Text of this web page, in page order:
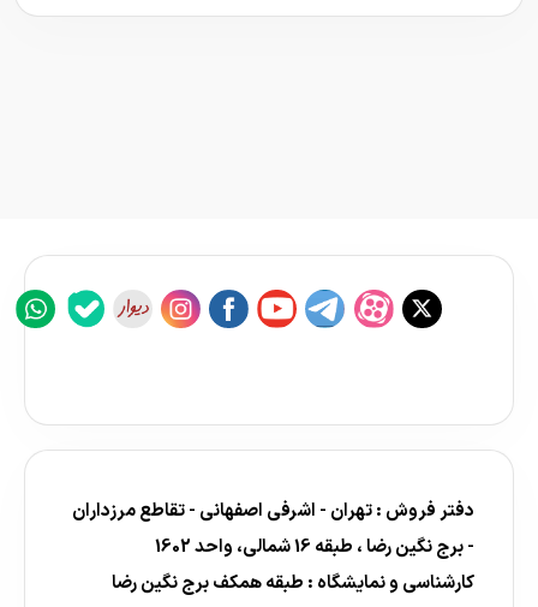
دفتر فروش : تهران - اشرفی اصفهانی - تقاطع مرزداران
- برج نگین رضا ، طبقه 16 شمالی، واحد 1602
کارشناسی و نمایشگاه : طبقه همکف برج نگین رضا